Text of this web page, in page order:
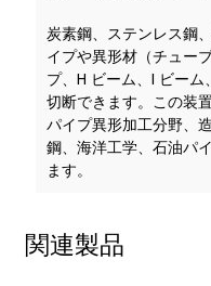
炭素鋼、ステンレス鋼
イプや異形材（チュー
プ、H ビーム、I ビー
切断できます。この装
パイプ異形加工分野、
鋼、海洋工学、石油パ
ます。
関連製品